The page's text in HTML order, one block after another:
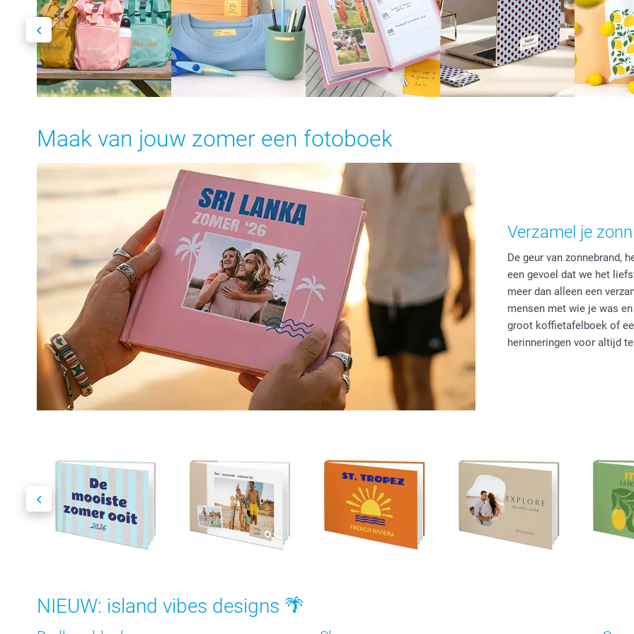
Maak van jouw zomer een fotoboek
Verzamel je
De geur van zonnebrand,
een gevoel dat we het
meer dan alleen een
mensen met wie je was
groot koffietafelboek of
herinneringen voor altijd
NIEUW: island vibes designs 🌴